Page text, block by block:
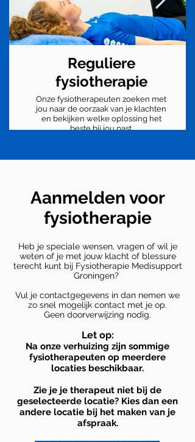
Reguliere
fysiotherapie
Onze fysiotherapeuten zoeken met
jou naar de oorzaak van je klachten
en bekijken welke oplossing het
beste bij jou past.
Aanmelden voor
fysiotherapie
Heb je speciale wensen, vragen of wil je
weten of je met jouw klacht of blessure
terecht kunt bij Fysiotherapie Medisupport
Groningen?
Vul je contactgegevens in dan nemen we
zo snel mogelijk contact met je op.
Geen doorverwijzing nodig.
Let op:
Na onze verhuizing zijn sommige
fysiotherapeuten op meerdere
locaties beschikbaar.
Zie je je therapeut niet bij de
geselecteerde locatie? Kies dan een
andere locatie bij het maken van je
afspraak.